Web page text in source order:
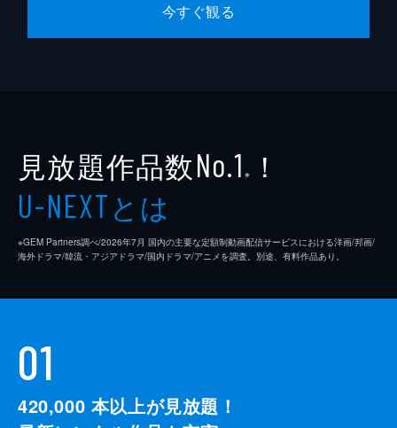
今すぐ観る
見放題作品数No.1 ※ ！
U-NEXTとは
※GEM Partners調べ/2026年7⽉ 国内の主要な定額制動画配信サービスにおける洋画/邦画/
海外ドラマ/韓流・アジアドラマ/国内ドラマ/アニメを調査。別途、有料作品あり。
01
420,000 本以上が見放題！